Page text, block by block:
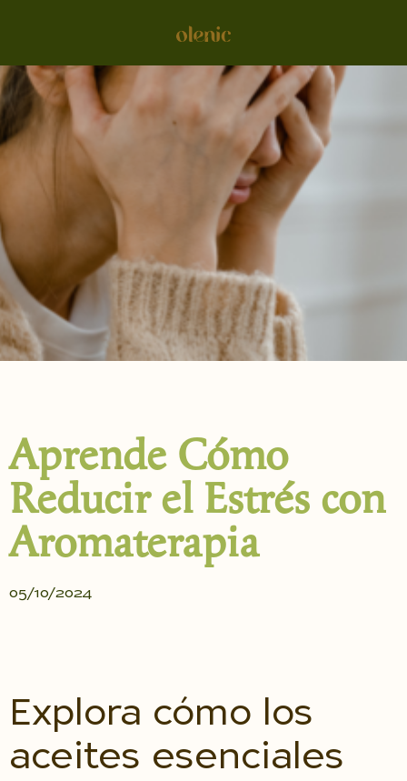
Aprende Cómo
Reducir el Estrés con
Aromaterapia
05/10/2024
Explora cómo los
aceites esenciales